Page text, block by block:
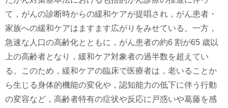
て，がんの診断時からの緩和ケアが提唱され，がん患者・
家族への緩和ケアはますます広がりをみせている。一方，
急速な人口の高齢化とともに，がん患者の約6 割が65 歳以
上の高齢者となり，緩和ケア対象者の過半数を超えてい
る。このため，緩和ケアの臨床で医療者は，老いることか
ら生じる身体的機能の変化や，認知能力の低下に伴う行動
の変容など，高齢者特有の症状や反応に戸惑いや葛藤を感